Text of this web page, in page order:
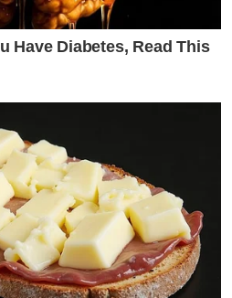
Have Diabetes, Read This